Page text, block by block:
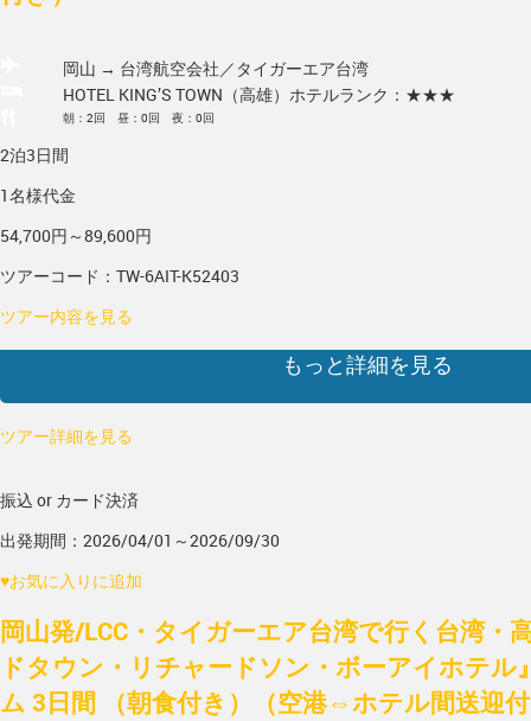
岡山 → 台湾航空会社／タイガーエア台湾
HOTEL KING’S TOWN（高雄） ホテルランク：★★★
朝：2回 昼：0回 夜：0回
2泊3日間
1名様代金
54,700円～89,600円
ツアーコード：TW-6AIT-K52403
ツアー内容を見る
もっと詳細を見る
ツアー詳細を見る
振込 or カード決済
出発期間：2026/04/01～2026/09/30
♥お気に入りに追加
岡山発/LCC・タイガーエア台湾で行く台湾・
ドタウン・リチャードソン・ボーアイホテル
ム 3日間 （朝食付き）（空港⇔ホテル間送迎